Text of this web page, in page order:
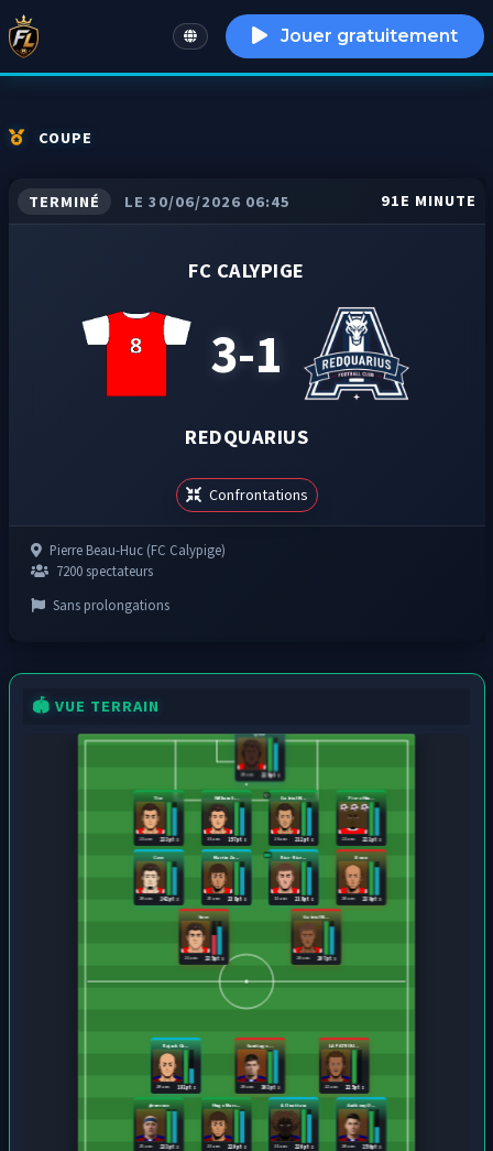
English Jouer gratuitement
COUPE
TERMINÉ LE 30/06/2026 06:45 91E MINUTE
FC CALYPIGE
3-1
REDQUARIUS
Confrontations
Pierre Beau-Huc (FC Calypige)
7200 spectateurs
Sans prolongations
🏟️ VUE TERRAIN
228 pts
20 ans
Tire
233 pts
21 ans
William S...
157 pts
31 ans
Gabrial M...
212 pts
26 ans
Piero Hin...
221 pts
21 ans
Cove
242 pts
20 ans
Martin Zu...
238 pts
25 ans
Rice-Rice...
218 pts
32 ans
Bonu
239 pts
20 ans
Suze
235 pts
21 ans
Gabrial M...
207 pts
28 ans
pleureuse
233 pts
25 ans
Hugo Marc...
220 pts
23 ans
A. Ouattara
220 pts
21 ans
Anthony O...
256 pts
20 ans
Rajack Ch...
191 pts
20 ans
Santiago ...
303 pts
20 ans
LA PATROU...
225 pts
22 ans